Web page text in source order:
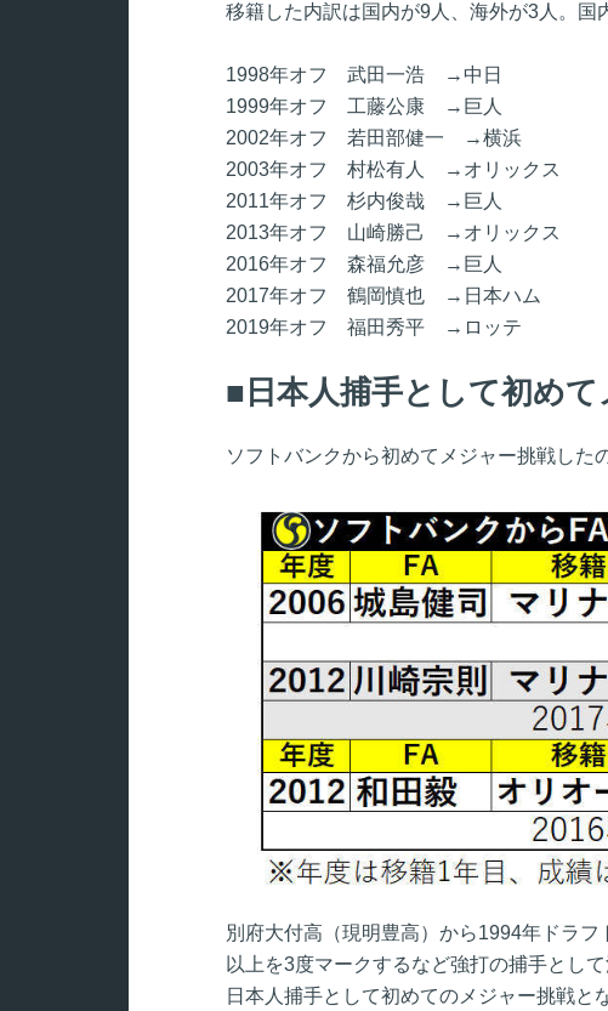
移籍した内訳は国内が9人、海外が3人。国
1998年オフ 武田一浩 →中日
1999年オフ 工藤公康 →巨人
2002年オフ 若田部健一 →横浜
2003年オフ 村松有人 →オリックス
2011年オフ 杉内俊哉 →巨人
2013年オフ 山崎勝己 →オリックス
2016年オフ 森福允彦 →巨人
2017年オフ 鶴岡慎也 →日本ハム
2019年オフ 福田秀平 →ロッテ
日本人捕手として初め
ソフトバンクから初めてメジャー挑戦した
別府大付高（現明豊高）から1994年ドラ
以上を3度マークするなど強打の捕手とし
日本人捕手として初めてのメジャー挑戦と